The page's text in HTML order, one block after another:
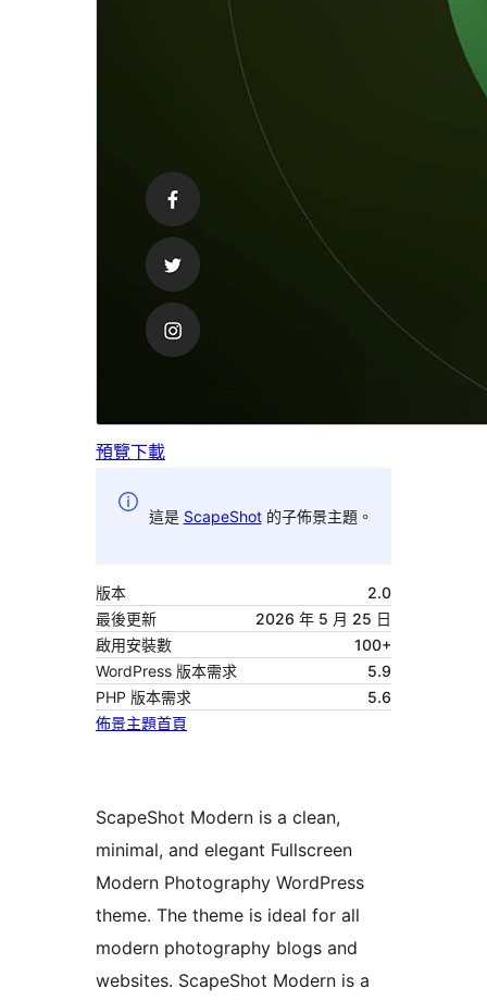
預覽下載
這是 ScapeShot的子佈景主題。
版本
2.0
最後更新
2026 年 5 月 25 日
啟用安裝數
100+
WordPress 版本需求
5.9
PHP 版本需求
5.6
佈景主題首頁
ScapeShot Modern is a clean,
minimal, and elegant Fullscreen
Modern Photography WordPress
theme. The theme is ideal for all
modern photography blogs and
websites. ScapeShot Modern is a